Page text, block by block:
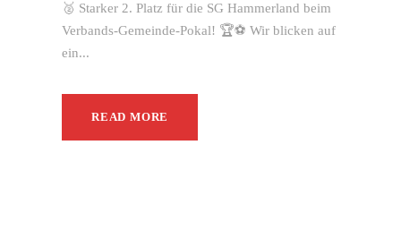
🥈 Starker 2. Platz für die SG Hammerland beim
Verbands-Gemeinde-Pokal! 🏆⚽ Wir blicken auf
ein...
READ MORE